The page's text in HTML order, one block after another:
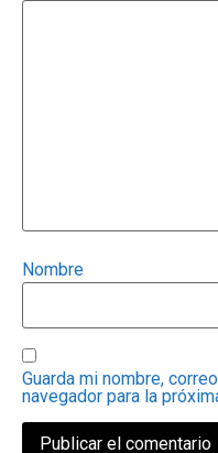
Nombre
Guarda mi nombre,
navegador para la